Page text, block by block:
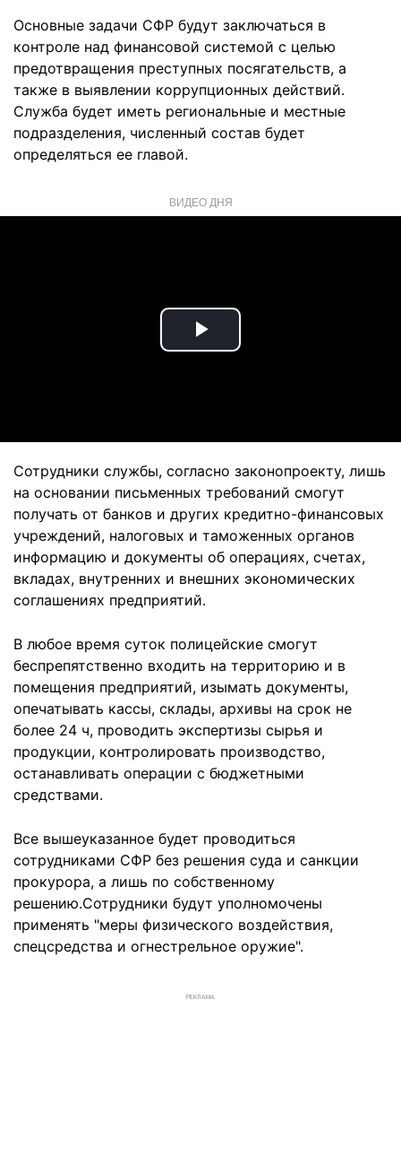
Основные задачи СФР будут заключаться в
контроле над финансовой системой с целью
предотвращения преступных посягательств, а
также в выявлении коррупционных действий.
Служба будет иметь региональные и местные
подразделения, численный состав будет
определяться ее главой.
ВИДЕО ДНЯ
Play
Сотрудники службы, согласно законопроекту, лишь
на основании письменных требований смогут
получать от банков и других кредитно-финансовых
учреждений, налоговых и таможенных органов
информацию и документы об операциях, счетах,
вкладах, внутренних и внешних экономических
соглашениях предприятий.
В любое время суток полицейские смогут
беспрепятственно входить на территорию и в
помещения предприятий, изымать документы,
опечатывать кассы, склады, архивы на срок не
более 24 ч, проводить экспертизы сырья и
продукции, контролировать производство,
останавливать операции с бюджетными
средствами.
Все вышеуказанное будет проводиться
сотрудниками СФР без решения суда и санкции
прокурора, а лишь по собственному
решению.Сотрудники будут уполномочены
применять "меры физического воздействия,
спецсредства и огнестрельное оружие".
РЕКЛАМА